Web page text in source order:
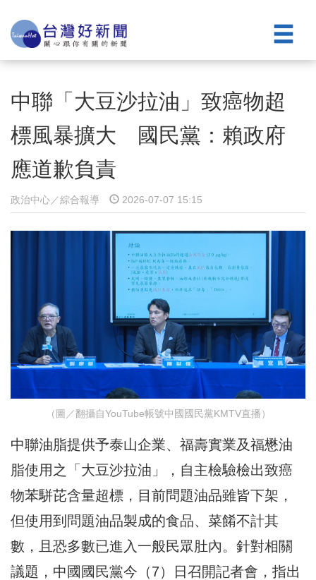
中聯「大豆沙拉油」致癌物超
標風暴擴大 國民黨：賴政府
應道歉負責
政治中心／綜合報導 2026-07-07 15:15
（圖／翻攝自YouTube帳號中國國民黨KMTV直播）
中聯油脂提供予泰山企業、福壽實業及福懋油
脂使用之「大豆沙拉油」，自主檢驗檢出致癌
物苯駢芘含量超標，目前問題油品雖皆下架，
但使用到問題油品製成的食品、菜餚不計其
數，且恐多數已進入一般民眾肚內。針對相關
議題，中國國民黨今（7）日召開記者會，指出